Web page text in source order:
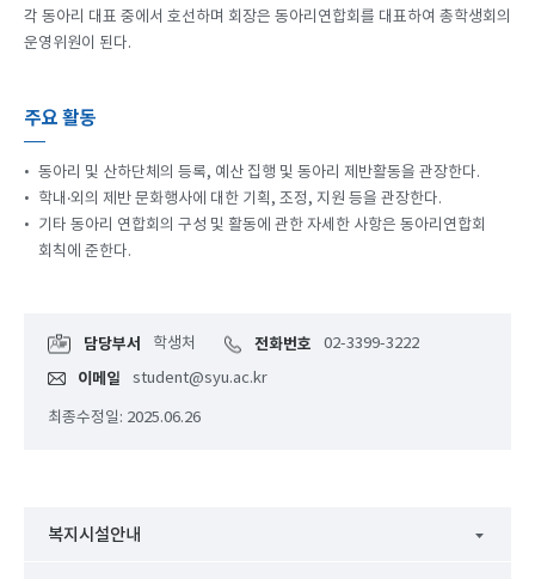
각 동아리 대표 중에서 호선하며 회장은 동아리연합회를 대표하여 총학생회의
운영위원이 된다.
주요 활동
• 동아리 및 산하단체의 등록, 예산 집행 및 동아리 제반활동을 관장한다.
• 학내‧외의 제반 문화행사에 대한 기획, 조정, 지원 등을 관장한다.
• 기타 동아리 연합회의 구성 및 활동에 관한 자세한 사항은 동아리연합회
회칙에 준한다.
담당부서 학생처 전화번호 02-3399-3222
이메일 student@syu.ac.kr
최종수정일: 2025.06.26
복지시설안내